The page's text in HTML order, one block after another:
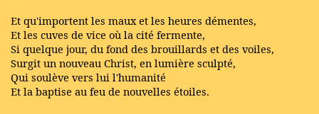
Et qu'importent les maux et les heures démentes,
Et les cuves de vice où la cité fermente,
Si quelque jour, du fond des brouillards et des voiles,
Surgit un nouveau Christ, en lumière sculpté,
Qui soulève vers lui l'humanité
Et la baptise au feu de nouvelles étoiles.